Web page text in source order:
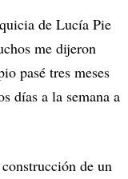
de Lucía Pie
me dijeron
pasé tres meses
días a la semana a
de un